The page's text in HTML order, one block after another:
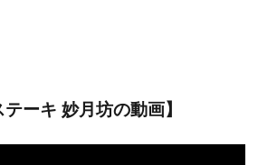
テーキ 妙月坊の動画】